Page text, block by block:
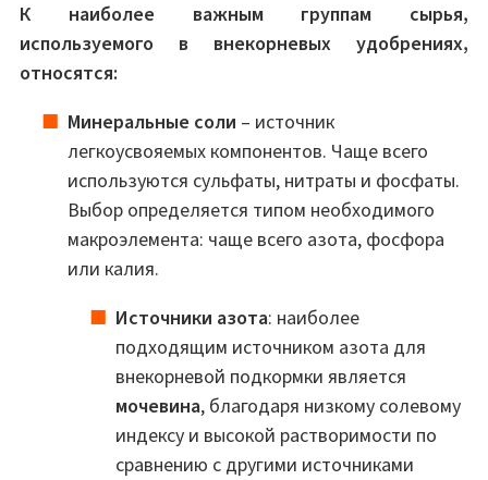
К наиболее важным группам сырья,
используемого в внекорневых удобрениях,
относятся:
Минеральные соли – источник
легкоусвояемых компонентов. Чаще всего
используются сульфаты, нитраты и фосфаты.
Выбор определяется типом необходимого
макроэлемента: чаще всего азота, фосфора
или калия.
Источники азота: наиболее
подходящим источником азота для
внекорневой подкормки является
мочевина, благодаря низкому солевому
индексу и высокой растворимости по
сравнению с другими источниками